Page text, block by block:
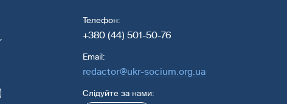
Телефон:
+380 (44) 501-50-76
Email:
redactor@ukr-socium.org.ua
Слідуйте за нами: